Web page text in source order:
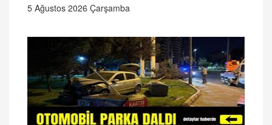
5 Ağustos 2026 Çarşamba